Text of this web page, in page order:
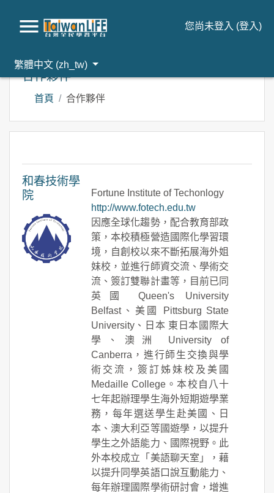
您尚未登入 (登入)
繁體中文 ‎(zh_tw)‎
合作夥伴
首頁 合作夥伴
和春技術學
院
Fortune Institute of Techonlogy
http://www.fotech.edu.tw
因應全球化趨勢，配合教育部政
策，本校積極營造國際化學習環
境，自創校以來不斷拓展海外姐
妹校，並進行師資交流、學術交
流、簽訂雙聯計畫等，目前已同
英國 Queen's University
Belfast、美國 Pittsburg State
University、日本 東日本國際大
學、澳洲 University of
Canberra，進行師生交換與學
術交流，簽訂姊妹校及美國
Medaille College。本校自八十
七年起辦理學生海外短期遊學業
務，每年選送學生赴美國、日
本、澳大利亞等國遊學，以提升
學生之外語能力、國際視野。此
外本校成立「美語聊天室」，藉
以提升同學英語口說互動能力、
每年辦理國際學術研討會，增進